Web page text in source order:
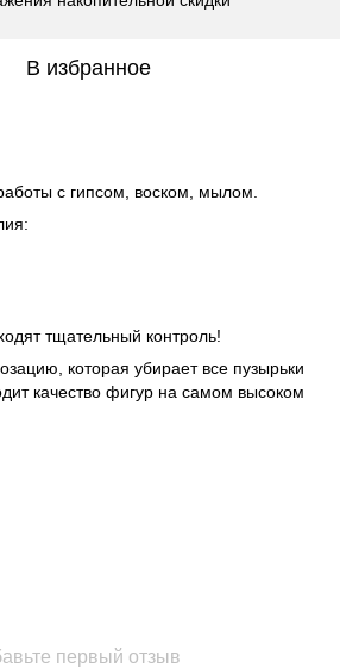
В избранное
с гипсом, воском, мылом.
тщательный контроль!
которая убирает все пузырьки
качество фигур на самом высоком
первый отзыв